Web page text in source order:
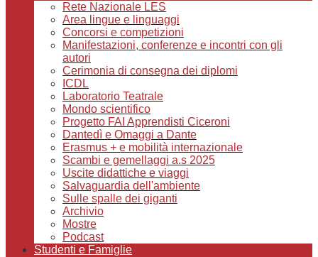
Rete Nazionale LES
Area lingue e linguaggi
Concorsi e competizioni
Manifestazioni, conferenze e incontri con gli
autori
Cerimonia di consegna dei diplomi
ICDL
Laboratorio Teatrale
Mondo scientifico
Progetto FAI Apprendisti Ciceroni
Dantedì e Omaggi a Dante
Erasmus + e mobilità internazionale
Scambi e gemellaggi a.s 2025
Uscite didattiche e viaggi
Salvaguardia dell'ambiente
Sulle spalle dei giganti
Archivio
Mostre
Podcast
Studenti e Famiglie